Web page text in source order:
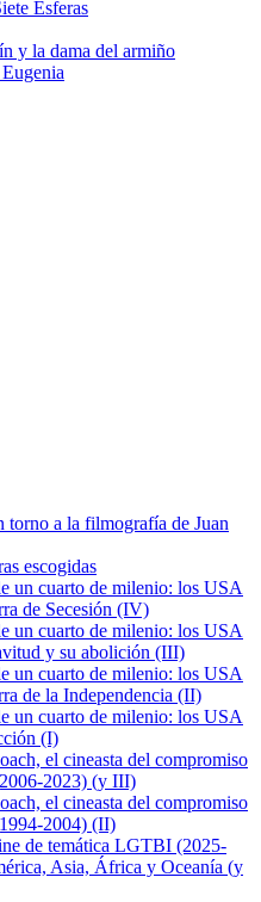
Esferas
y la dama del armiño
torno a la filmografía de Juan
escogidas
un cuarto de milenio: los USA
de Secesión (IV)
un cuarto de milenio: los USA
y su abolición (III)
un cuarto de milenio: los USA
de la Independencia (II)
un cuarto de milenio: los USA
(I)
el cineasta del compromiso
2023) (y III)
el cineasta del compromiso
2004) (II)
de temática LGTBI (2025-
Asia, África y Oceanía (y